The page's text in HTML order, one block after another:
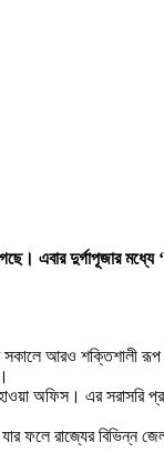
এবার দুর্গাপূজার
সকালে আরও শক্তিশালী
অফিস। এর সরাসরি
রাজ্যের বিভিন্ন